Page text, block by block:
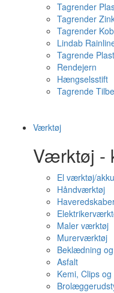
Tagrender
Tagrender
Tagrender
Lindab
Tagrende
Rendejern
Hængselsstift
Tagrende
Værktøj
Værktøj -
El værktøj/akku
Håndværktøj
Maler værktøj
Murerværktøj
Beklædning
Asfalt
Kemi, Clips